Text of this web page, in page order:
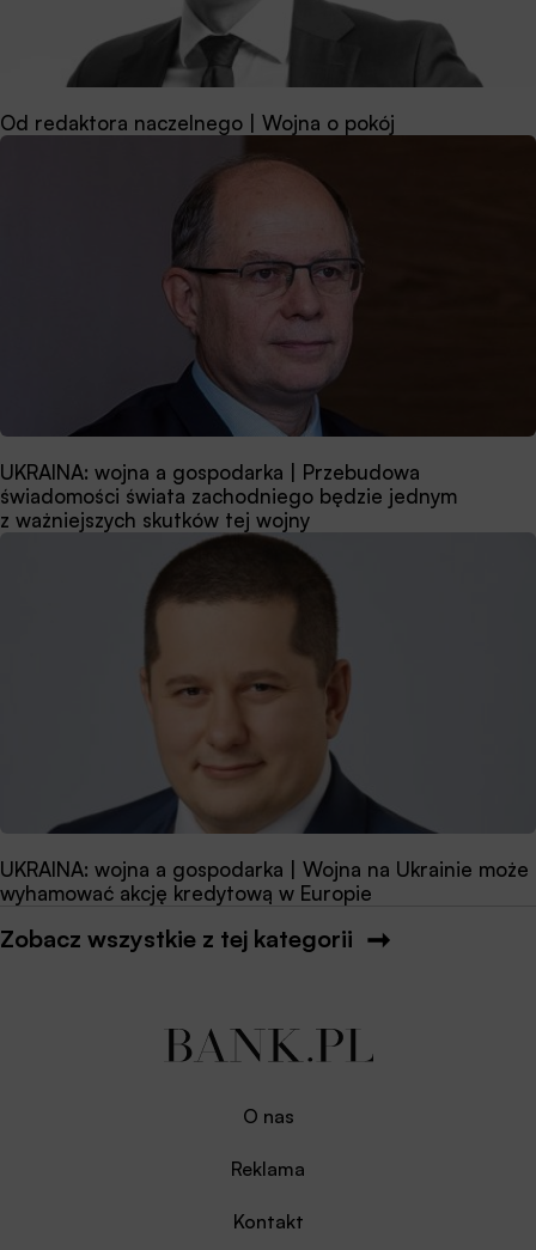
Od redaktora naczelnego | Wojna o pokój
UKRAINA: wojna a gospodarka | Przebudowa
świadomości świata zachodniego będzie jednym
z ważniejszych skutków tej wojny
UKRAINA: wojna a gospodarka | Wojna na Ukrainie może
wyhamować akcję kredytową w Europie
Zobacz wszystkie z tej kategorii
O nas
Reklama
Kontakt